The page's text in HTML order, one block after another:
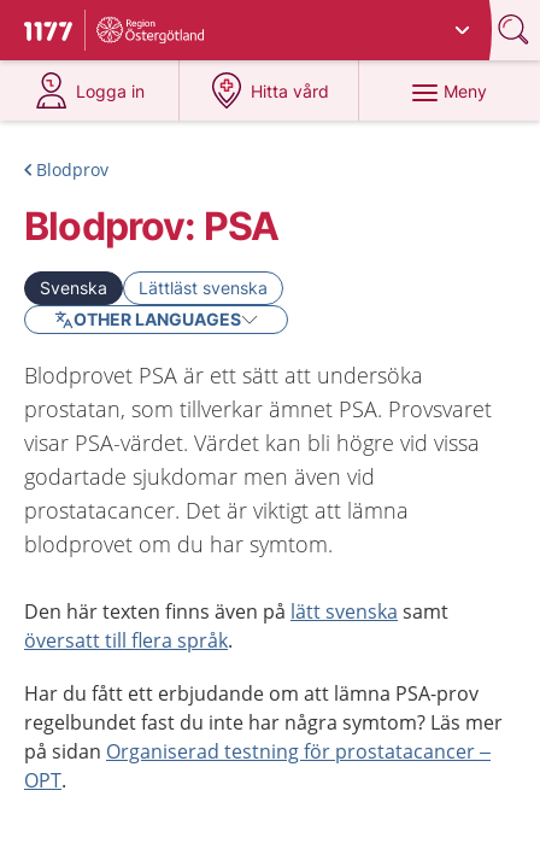
Till startsidan för 1177
Du har valt region
Logga in
på 1177.se
Hitta vård
på 1177.se
Meny
Blodprov
Blodprov: PSA
Svenska
Lättläst svenska
OTHER LANGUAGES
Blodprovet PSA är ett sätt att undersöka
prostatan, som tillverkar ämnet PSA. Provsvaret
visar PSA-värdet. Värdet kan bli högre vid vissa
godartade sjukdomar men även vid
prostatacancer. Det är viktigt att lämna
blodprovet om du har symtom.
Den här texten finns även på lätt svenska samt
översatt till flera språk.
Har du fått ett erbjudande om att lämna PSA-prov
regelbundet fast du inte har några symtom? Läs mer
på sidan Organiserad testning för prostatacancer –
OPT.